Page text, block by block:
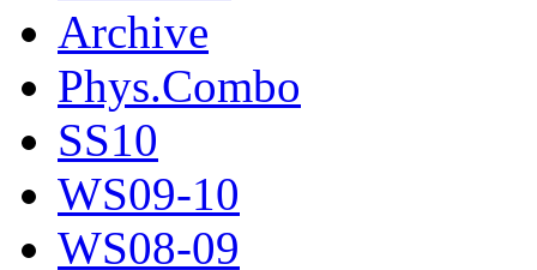
Archive
Phys.Combo
SS10
WS09-10
WS08-09